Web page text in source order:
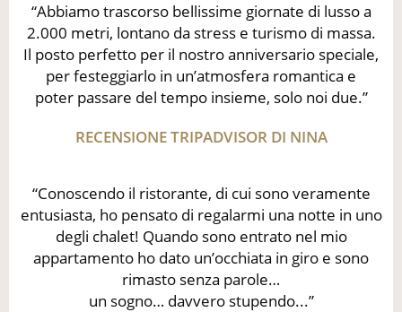
“Abbiamo trascorso bellissime giornate di lusso a
2.000 metri, lontano da stress e turismo di massa.
Il posto perfetto per il nostro anniversario speciale,
per festeggiarlo in un’atmosfera romantica e
poter passare del tempo insieme, solo noi due.”
RECENSIONE TRIPADVISOR DI NINA
“Conoscendo il ristorante, di cui sono veramente
entusiasta, ho pensato di regalarmi una notte in uno
degli chalet! Quando sono entrato nel mio
appartamento ho dato un’occhiata in giro e sono
rimasto senza parole…
un sogno… davvero stupendo...”